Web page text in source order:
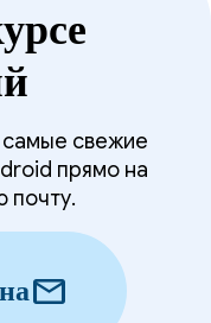
свежие
прямо на
почту.
mail